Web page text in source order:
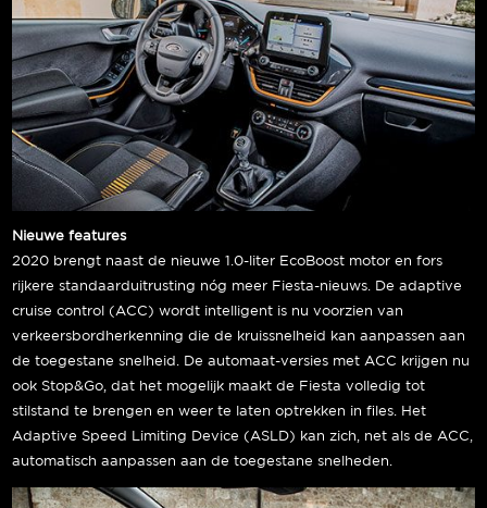
Nieuwe features
2020 brengt naast de nieuwe 1.0-liter EcoBoost motor en fors
rijkere standaarduitrusting nóg meer Fiesta-nieuws. De adaptive
cruise control (ACC) wordt intelligent is nu voorzien van
verkeersbordherkenning die de kruissnelheid kan aanpassen aan
de toegestane snelheid. De automaat-versies met ACC krijgen nu
ook Stop&Go, dat het mogelijk maakt de Fiesta volledig tot
stilstand te brengen en weer te laten optrekken in files. Het
Adaptive Speed Limiting Device (ASLD) kan zich, net als de ACC,
automatisch aanpassen aan de toegestane snelheden.